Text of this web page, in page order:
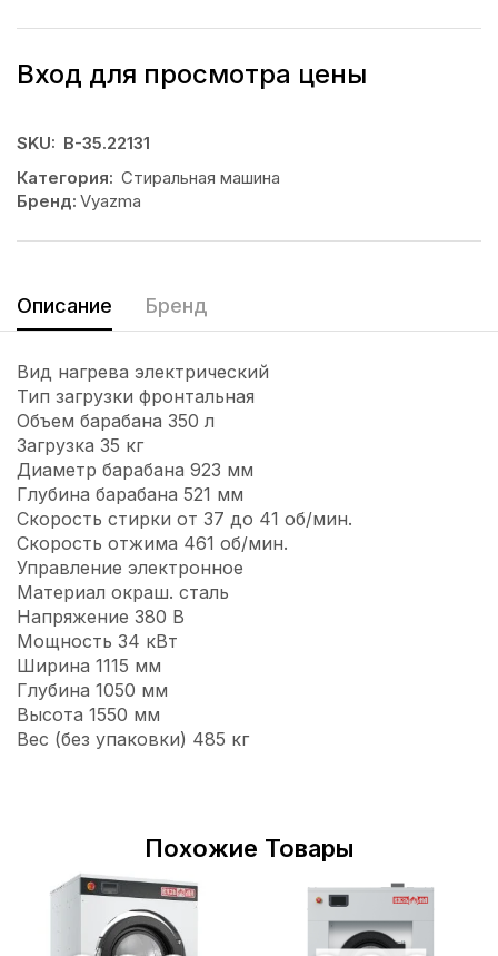
Вход для просмотра цены
SKU: В-35.22131
Категория: Стиральная машина
Бренд: Vyazma
Описание Бренд
Вид нагрева электрический
Тип загрузки фронтальная
Объем барабана 350 л
Загрузка 35 кг
Диаметр барабана 923 мм
Глубина барабана 521 мм
Скорость стирки от 37 до 41 об/мин.
Скорость отжима 461 об/мин.
Управление электронное
Материал окраш. сталь
Напряжение 380 В
Мощность 34 кВт
Ширина 1115 мм
Глубина 1050 мм
Высота 1550 мм
Вес (без упаковки) 485 кг
Похожие Товары